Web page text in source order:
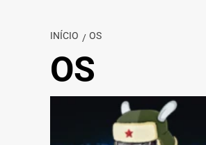
INÍCIO OS
OS